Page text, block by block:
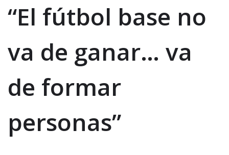
“El fútbol base no
va de ganar… va
de formar
personas”